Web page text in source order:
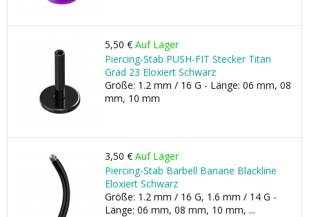
5,50 € Auf Lager
Piercing-Stab PUSH-FIT Stecker Titan
Grad 23 Eloxiert Schwarz
Größe: 1.2 mm / 16 G - Länge: 06 mm, 08
mm, 10 mm
3,50 € Auf Lager
Piercing-Stab Barbell Banane Blackline
Eloxiert Schwarz
Größe: 1.2 mm / 16 G, 1.6 mm / 14 G -
Länge: 06 mm, 08 mm, 10 mm, ...